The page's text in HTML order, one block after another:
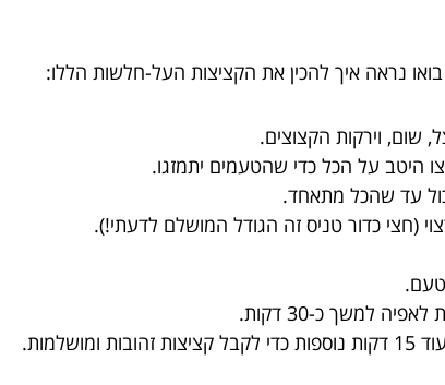
נראה איך להכין את הקציצות העל-חלשות הללו:
וירקות הקצוצים.
היטב על הכל כדי שהטעמים יתמזגו.
עד שהכל מתאחד.
(חצי כדור טניס זה הגודל המושלם לדעתי!).